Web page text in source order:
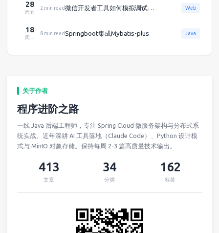
28
周五
Web
微信开发者工具如何模拟调试扫描小程序二维码功能
2 min read
18
周二
Java
Springboot集成Mybatis-plus
8 min read
关于作者
程序进阶之路
一线 Java 后端工程师，专注 Spring Cloud 微服务架构与分布式系
统实战。近年深耕 AI 工具落地（Claude Code）、Python 设计模
式与 MinIO 对象存储。保持每周 2-3 篇高质量技术输出。
413
文章
34
分类
162
标签